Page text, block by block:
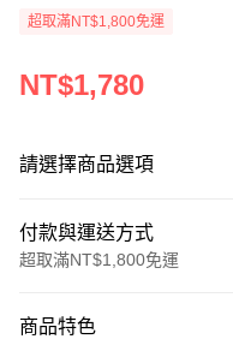
超取滿NT$1,800免運
NT$1,780
請選擇商品選項
付款與運送方式
超取滿NT$1,800免運
信用卡一次付款
商品特色